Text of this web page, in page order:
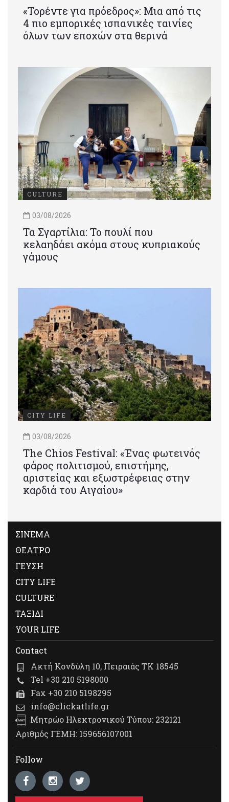
«Τορέντε για πρόεδρος»: Mια από τις
4 πιο εμπορικές ισπανικές ταινίες
όλων των εποχών στα θερινά
CULTURE
03/08/2026
Τα Σγαρτίλια: Το πουλί που
κελαηδάει ακόμα στους κυπριακούς
γάμους
CITY LIFE
03/08/2026
Τhe Chios Festival: «Ένας φωτεινός
φάρος πολιτισμού, επιστήμης,
αριστείας και εξωστρέφειας στην
καρδιά του Αιγαίου»
ΣΙΝΕΜΑ
ΘΕΑΤΡΟ
ΓΕΥΣΗ
CITY LIFE
CULTURE
ΤΑΞΙΔΙ
YOUR LIFE
Contact
Ακτή Κονδύλη 10, Πειραιάς ΤΚ 18545
Tel +30 210 5198000
Fax +30 210 5198295
info@clickatlife.gr
Μητρώο Ηλεκτρονικού Τύπου: 232121
Αριθμός ΓΕΜΗ: 159656107001
Follow